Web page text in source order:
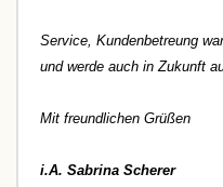
Service, Kundenbetreung
und werde auch in Zukunft
Mit freundlichen Grüßen
i.A. Sabrina Scherer